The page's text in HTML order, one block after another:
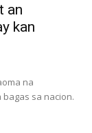
an
kan
na
sa nacion.